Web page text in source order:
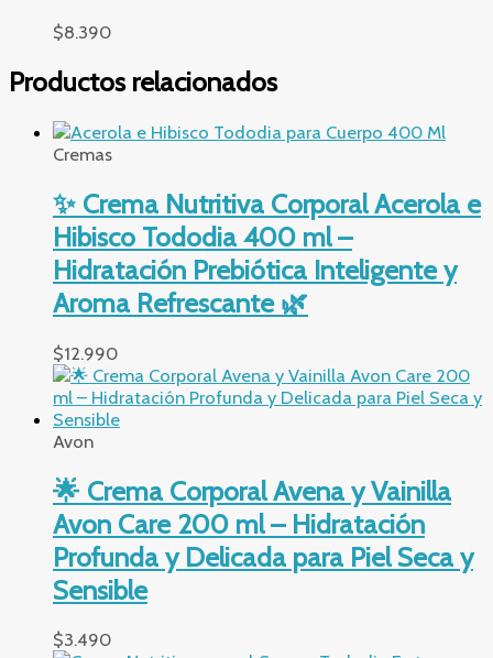
$8.390
Productos relacionados
Cremas
✨ Crema Nutritiva Corporal Acerola e
Hibisco Tododia 400 ml –
Hidratación Prebiótica Inteligente y
Aroma Refrescante 🌿
$12.990
Avon
🌟 Crema Corporal Avena y Vainilla
Avon Care 200 ml – Hidratación
Profunda y Delicada para Piel Seca y
Sensible
$3.490